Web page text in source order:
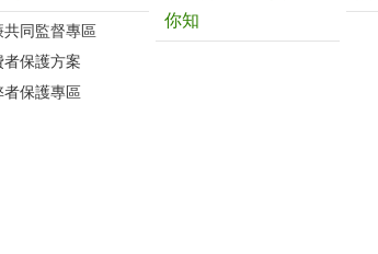
共同監督專區
者保護方案
者保護專區
你知